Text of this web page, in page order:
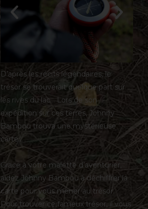
D’après les récits légendaires, le
trésor se trouverait quelque part sur
les rives du lac… Lors de son
expédition sur ces terres, Johnny
Bambou trouva une mystérieuse
carte…
Grace à votre malette d’aventurier,
aidez Johnny Bambou à déchiffrer la
carte pour vous mener au trésor.
Pour trouver ce fameux trésor, il vous